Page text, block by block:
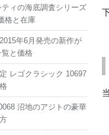
ィの海底調査シリーズ
格と在庫
年6月発売の新作が
と価格
レゴクラシック 10697
沼地のアジトの豪華